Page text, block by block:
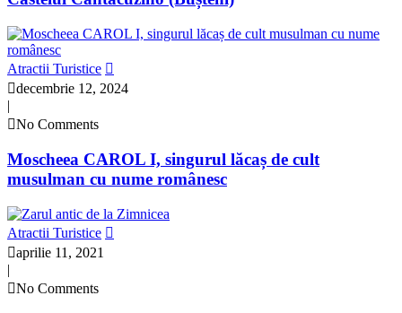
Atractii Turistice
decembrie 12, 2024
|
No Comments
Moscheea CAROL I, singurul lăcaș de cult
musulman cu nume românesc
Atractii Turistice
aprilie 11, 2021
|
No Comments